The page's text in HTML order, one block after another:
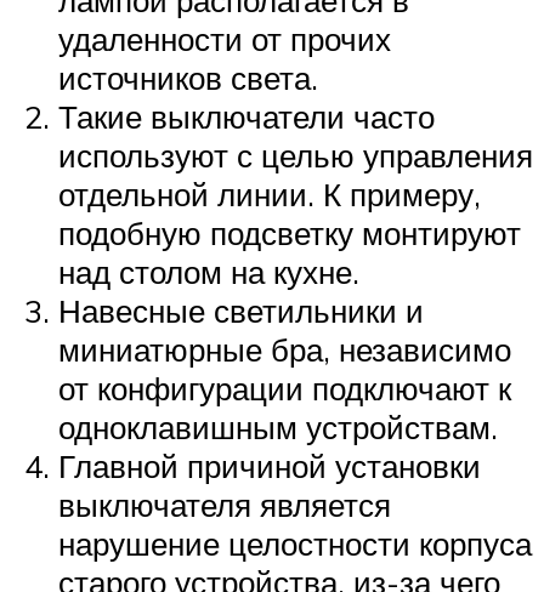
удаленности от прочих
источников света.
Такие выключатели часто
используют с целью управления
отдельной линии. К примеру,
подобную подсветку монтируют
над столом на кухне.
Навесные светильники и
миниатюрные бра, независимо
от конфигурации подключают к
одноклавишным устройствам.
Главной причиной установки
выключателя является
нарушение целостности корпуса
старого устройства, из-за чего